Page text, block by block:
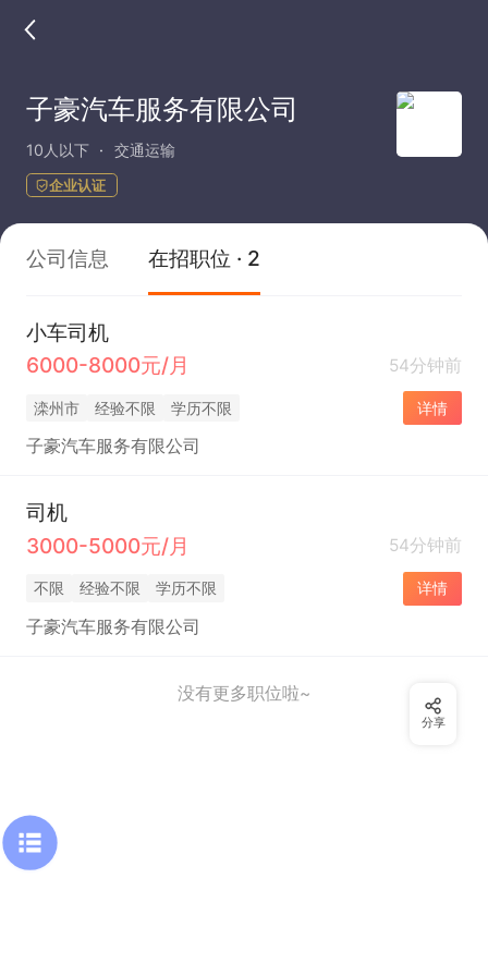
子豪汽车服务有限公司
10人以下 交通运输
企业认证
公司信息 在招职位 · 2
小车司机
6000-8000元/月
54分钟前
滦州市 经验不限 学历不限 详情
子豪汽车服务有限公司
司机
3000-5000元/月
54分钟前
不限 经验不限 学历不限 详情
子豪汽车服务有限公司
没有更多职位啦~
分享